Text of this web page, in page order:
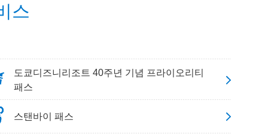
스
도쿄디즈니리조트 40주년 기념 프라이오리티
패스
스탠바이 패스